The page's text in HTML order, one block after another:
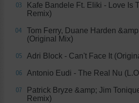
03
Kafe Bandele Ft. Eliki - Love Is
Remix)
04
Tom Ferry, Duane Harden
(Original Mix)
05 Adri Block - Can't Face It
06 Antonio Eudi - The Real Nu
07
Patrick Bryze &amp; Jim
Remix)